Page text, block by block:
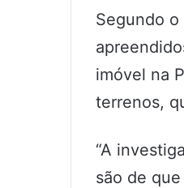
Segundo
imóvel na
terrenos,
“A
são de